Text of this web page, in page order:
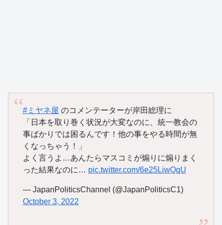
#ミヤネ屋 のコメンテーターが岸田総理に
「日本を取り巻く状況が大変なのに、統一教会の
事ばかりでは困るんです！他の事をやる時間が無
くなっちゃう！」
よく言うよ…あんたらマスコミが煽りに煽りまく
った結果なのに… pic.twitter.com/6e25LiwQqU
— JapanPoliticsChannel (@JapanPoliticsC1)
October 3, 2022